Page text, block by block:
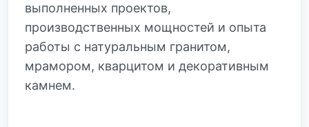
выполненных проектов,
производственных мощностей и опыта
работы с натуральным гранитом,
мрамором, кварцитом и декоративным
камнем.